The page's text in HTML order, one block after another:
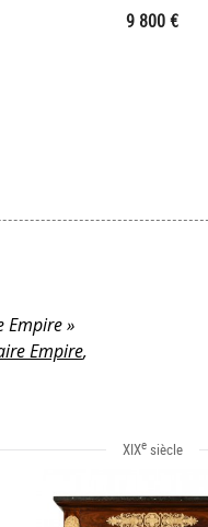
9 800 €
Empire »
Empire,
XIXesiècle